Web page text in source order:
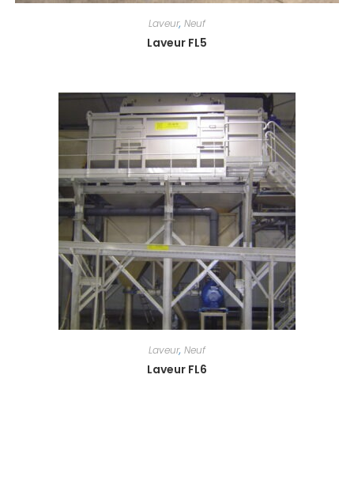
Laveur, Neuf
Laveur FL5
Laveur, Neuf
Laveur FL6